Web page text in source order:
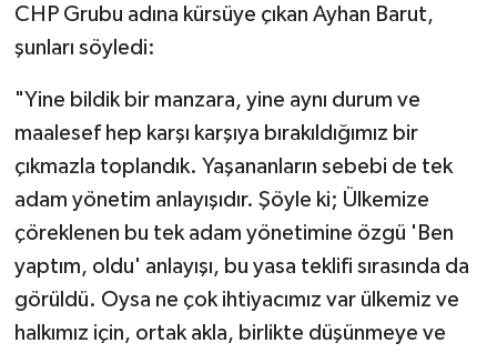
CHP Grubu adına kürsüye çıkan Ayhan Barut,
şunları söyledi:
"Yine bildik bir manzara, yine aynı durum ve
maalesef hep karşı karşıya bırakıldığımız bir
çıkmazla toplandık. Yaşananların sebebi de tek
adam yönetim anlayışıdır. Şöyle ki; Ülkemize
çöreklenen bu tek adam yönetimine özgü 'Ben
yaptım, oldu' anlayışı, bu yasa teklifi sırasında da
görüldü. Oysa ne çok ihtiyacımız var ülkemiz ve
halkımız için, ortak akla, birlikte düşünmeye ve